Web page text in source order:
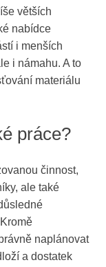
větších
nabídce
i menších
i námahu. A to
materiálu
práce?
činnost,
ale také
naplánovat
a dostatek